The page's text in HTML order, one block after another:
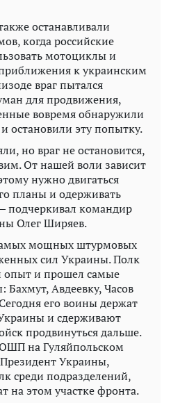
останавливали
когда российские
мотоциклы и
к украинским
​​враг пытался
для продвижения,
вовремя обнаружили
остановили эту попытку.
но враг не остановится,
От нашей воли зависит
нужно двигаться
планы и одерживать
подчеркивал командир
Олег Ширяев.
мощных штурмовых
сил Украины. Полк
опыт и прошел самые
Бахмут, Авдеевку, Часов
его воины держат
и сдерживают
продвинуться дальше.
на Гуляйпольском
Украины,
среди подразделений,
на этом участке фронта.